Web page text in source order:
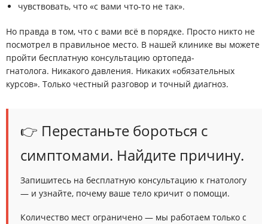
чувствовать, что «с вами что-то не так».
Но правда в том, что с вами всё в порядке. Просто никто не
посмотрел в правильное место. В нашей клинике вы можете
пройти бесплатную консультацию ортопеда-
гнатолога. Никакого давления. Никаких «обязательных
курсов». Только честный разговор и точный диагноз.
👉 Перестаньте бороться с
симптомами. Найдите причину.
Запишитесь на бесплатную консультацию к гнатологу
— и узнайте, почему ваше тело кричит о помощи.
Количество мест ограничено — мы работаем только с